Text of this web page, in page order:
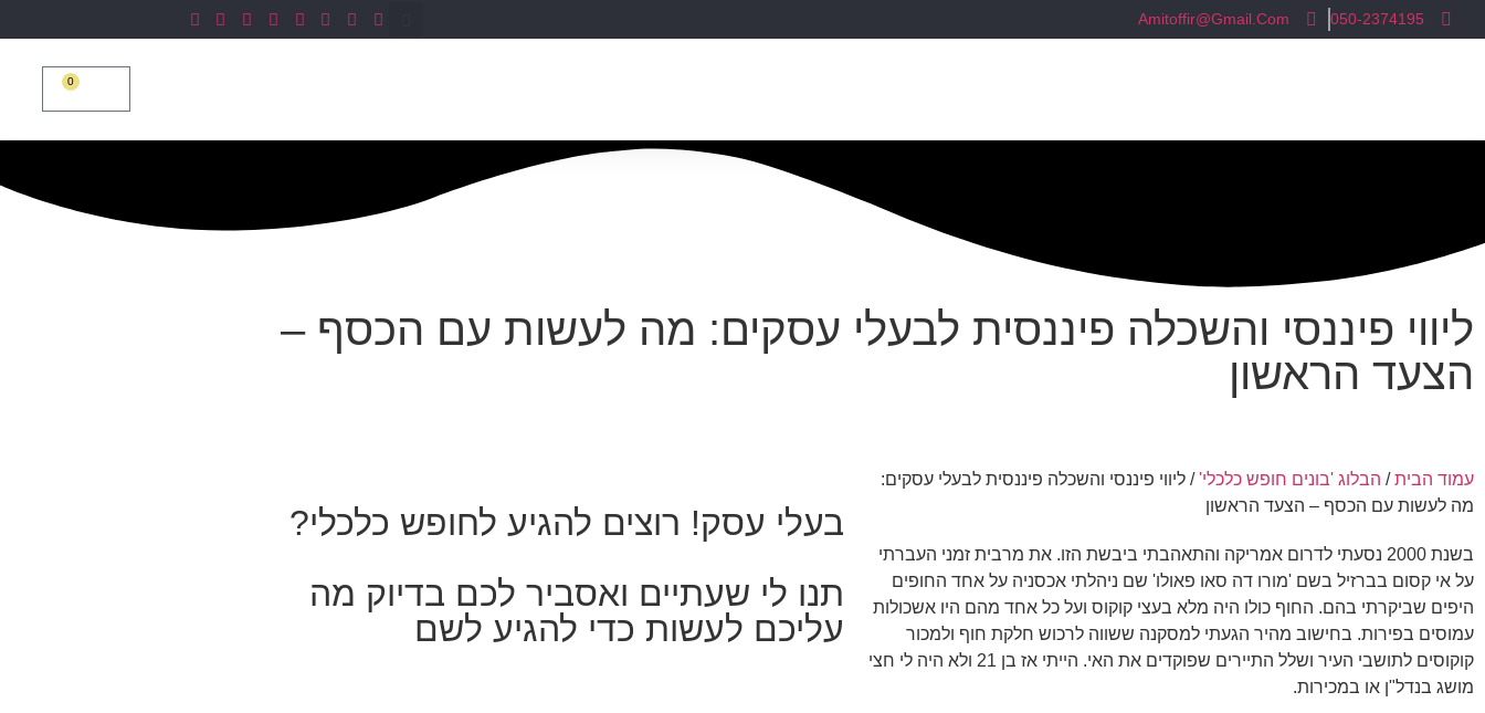
050-2374195
Amitoffir@Gmail.Com
0
ליווי פיננסי והשכלה פיננסית לבעלי עסקים: מה לעשות עם הכסף –
הצעד הראשון
עמוד הבית/ הבלוג 'בונים חופש כלכלי'/ ליווי פיננסי והשכלה פיננסית לבעלי עסקים:
מה לעשות עם הכסף – הצעד הראשון
בשנת 2000 נסעתי לדרום אמריקה והתאהבתי ביבשת הזו. את מרבית זמני העברתי
על אי קסום בברזיל בשם 'מורו דה סאו פאולו' שם ניהלתי אכסניה על אחד החופים
היפים שביקרתי בהם. החוף כולו היה מלא בעצי קוקוס ועל כל אחד מהם היו אשכולות
עמוסים בפירות. בחישוב מהיר הגעתי למסקנה ששווה לרכוש חלקת חוף ולמכור
קוקוסים לתושבי העיר ושלל התיירים שפוקדים את האי. הייתי אז בן 21 ולא היה לי חצי
מושג בנדל"ן או במכירות.
בעלי עסק! רוצים להגיע לחופש כלכלי?
תנו לי שעתיים ואסביר לכם בדיוק מה
עליכם לעשות כדי להגיע לשם